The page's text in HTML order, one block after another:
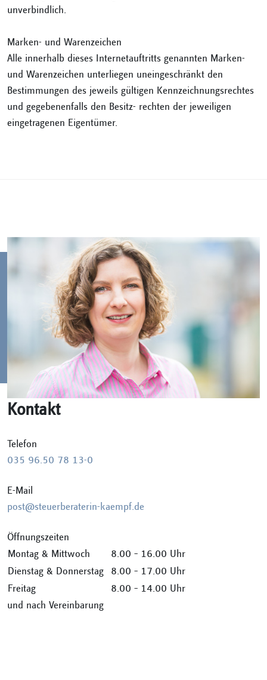
unverbindlich.
Marken- und Warenzeichen
Alle innerhalb dieses Internetauftritts genannten Marken-
und Warenzeichen unterliegen uneingeschränkt den
Bestimmungen des jeweils gültigen Kennzeichnungsrechtes
und gegebenenfalls den Besitz- rechten der jeweiligen
eingetragenen Eigentümer.
Kontakt
Telefon
035 96.50 78 13-0
E-Mail
post@steuerberaterin-kaempf.de
Öffnungszeiten
Montag & Mittwoch
8.00 – 16.00 Uhr
Dienstag & Donnerstag
8.00 – 17.00 Uhr
Freitag
8.00 – 14.00 Uhr
und nach Vereinbarung